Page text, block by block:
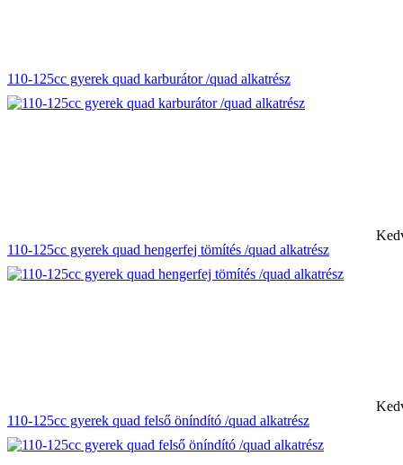
110-125cc gyerek quad karburátor /quad alkatrész
110-125cc gyerek quad hengerfej tömítés /quad alkatrész
110-125cc gyerek quad felső öníndító /quad alkatrész